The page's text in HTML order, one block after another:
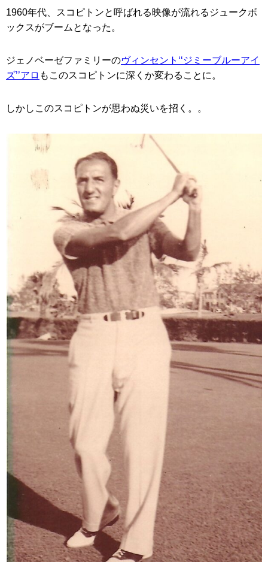
1960年代、スコピトンと呼ばれる映像が流れるジュークボ
ックスがブームとなった。
ジェノベーゼファミリーのヴィンセント‘‘ジミーブルーアイ
ズ’’アロ もこのスコピトンに深くか変わることに。
しかしこのスコピトンが思わぬ災いを招く。。